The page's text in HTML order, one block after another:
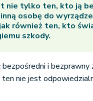
nie tylko ten, kto ją
osobę do
jak również ten, kto
szkody.
i bezprawny
nie jest